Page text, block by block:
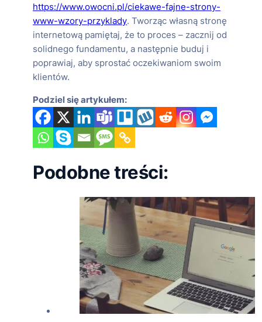
https://www.owocni.pl/ciekawe-fajne-strony-
www-wzory-przyklady. Tworząc własną stronę
internetową pamiętaj, że to proces – zacznij od
solidnego fundamentu, a następnie buduj i
poprawiaj, aby sprostać oczekiwaniom swoim
klientów.
Podziel się artykułem:
Podobne treści: